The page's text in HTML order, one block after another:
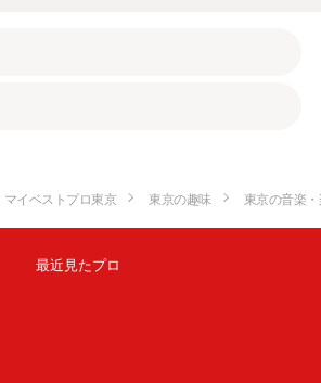
マイベストプロ東京 東京の趣味 東京の音楽
最近見たプロ